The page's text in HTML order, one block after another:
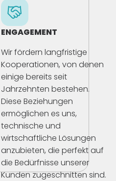
ENGAGEMENT
Wir fördern langfristige
Kooperationen, von denen
einige bereits seit
Jahrzehnten bestehen.
Diese Beziehungen
ermöglichen es uns,
technische und
wirtschaftliche Lösungen
anzubieten, die perfekt auf
die Bedürfnisse unserer
Kunden zugeschnitten sind.